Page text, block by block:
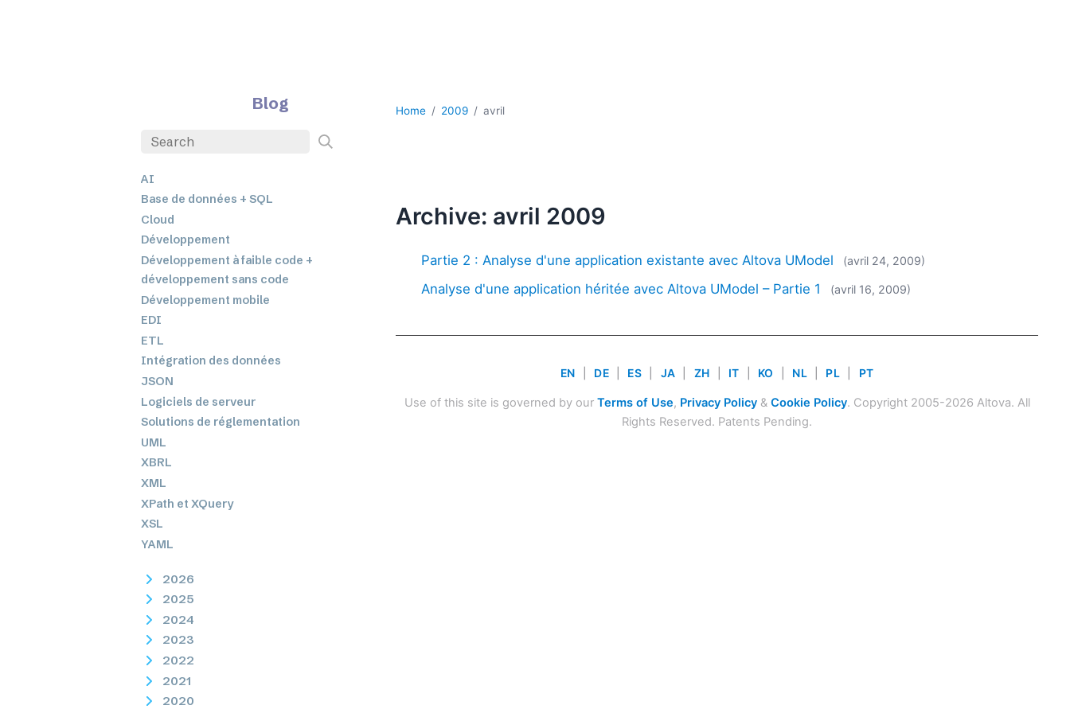
Blog
AI
Base de données + SQL
Cloud
Développement
Développement à faible code +
développement sans code
Développement mobile
EDI
ETL
Intégration des données
JSON
Logiciels de serveur
Solutions de réglementation
UML
XBRL
XML
XPath et XQuery
XSL
YAML
2026
2025
2024
2023
2022
2021
2020
Home 2009 avril
Archive: avril 2009
Partie 2 : Analyse d'une application existante avec Altova UModel (avril 24, 2009)
Analyse d'une application héritée avec Altova UModel – Partie 1 (avril 16, 2009)
EN DE ES JA ZH IT KO NL PL PT
Use of this site is governed by our Terms of Use, Privacy Policy& Cookie Policy. Copyright 2005-2026 Altova. All
Rights Reserved. Patents Pending.